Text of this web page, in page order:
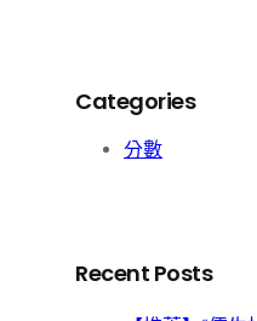
Categories
分數
Recent Posts